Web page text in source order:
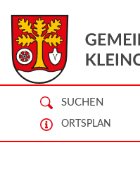
SUCHEN
ORTSPLAN